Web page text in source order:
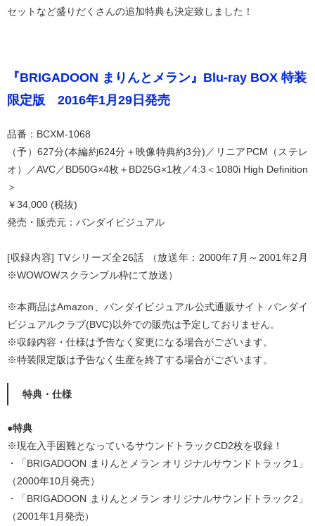
セットなど盛りだくさんの追加特典も決定致しました！
『BRIGADOON まりんとメラン』Blu-ray BOX 特装
限定版 2016年1月29日発売
品番：BCXM-1068
（予）627分(本編約624分＋映像特典約3分)／リニアPCM（ステレ
オ）／AVC／BD50G×4枚＋BD25G×1枚／4:3＜1080i High Definition
＞
￥34,000 (税抜)
発売・販売元：バンダイビジュアル
[収録内容] TVシリーズ全26話 （放送年：2000年7月～2001年2月
※WOWOWスクランブル枠にて放送）
※本商品はAmazon、バンダイビジュアル公式通販サイト バンダイ
ビジュアルクラブ(BVC)以外での販売は予定しておりません。
※収録内容・仕様は予告なく変更になる場合がございます。
※特装限定版は予告なく生産を終了する場合がございます。
特典・仕様
●特典
※現在入手困難となっているサウンドトラックCD2枚を収録！
・「BRIGADOON まりんとメラン オリジナルサウンドトラック1」
（2000年10月発売）
・「BRIGADOON まりんとメラン オリジナルサウンドトラック2」
（2001年1月発売）